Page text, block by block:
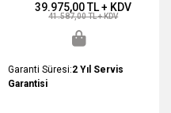
39.975,00 TL + KDV
41.587,00 TL + KDV
Garanti Süresi:2 Yıl Servis
Garantisi